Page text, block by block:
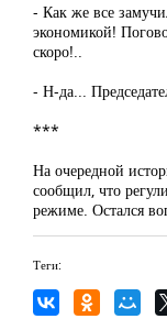
- Как же все
экономикой!
скоро!..
- Н-да...
***
На очередной
сообщил, что
режиме. Остался
Теги: